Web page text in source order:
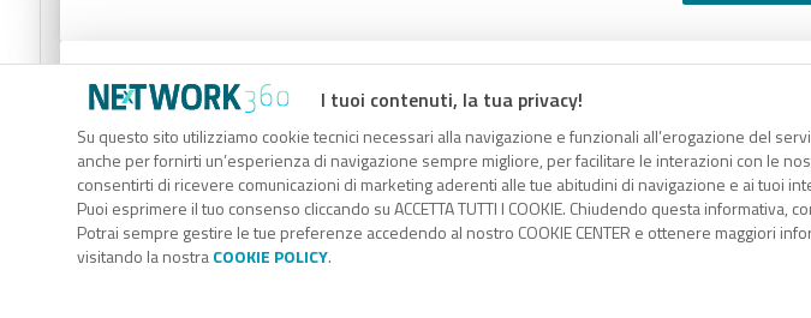
I tuoi contenuti, la tua privacy!
Su questo sito utilizziamo cookie tecnici necessari alla navigazione e funzionali all’erogazione del
anche per fornirti un’esperienza di navigazione sempre migliore, per facilitare le interazioni con le
consentirti di ricevere comunicazioni di marketing aderenti alle tue abitudini di navigazione e ai tuoi
Puoi esprimere il tuo consenso cliccando su ACCETTA TUTTI I COOKIE. Chiudendo questa informativa,
Potrai sempre gestire le tue preferenze accedendo al nostro COOKIE CENTER e ottenere maggiori
visitando la nostraCOOKIE POLICY.
Codice Rss
Clicca sul pulsante per copiare il link RSS negli appunti.
RSS link